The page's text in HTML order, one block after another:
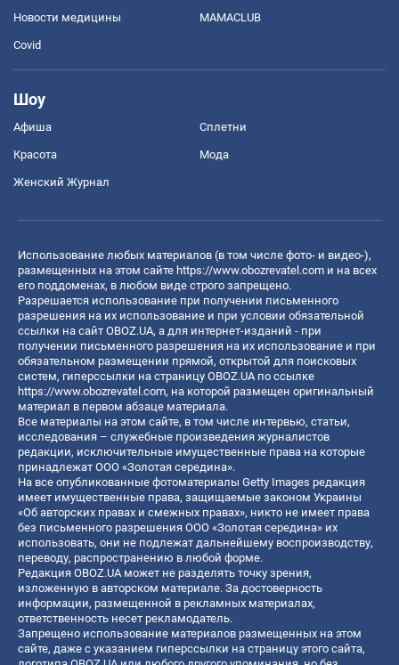
Новости медицины MAMACLUB
Covid
Шоу
Афиша Сплетни
Красота Мода
Женский Журнал
Использование любых материалов (в том числе фото- и видео-),
размещенных на этом сайте https://www.obozrevatel.com и на всех
его поддоменах, в любом виде строго запрещено.
Разрешается использование при получении письменного
разрешения на их использование и при условии обязательной
ссылки на сайт OBOZ.UA, а для интернет-изданий - при
получении письменного разрешения на их использование и при
обязательном размещении прямой, открытой для поисковых
систем, гиперссылки на страницу OBOZ.UA по ссылке
https://www.obozrevatel.com, на которой размещен оригинальный
материал в первом абзаце материала.
Все материалы на этом сайте, в том числе интервью, статьи,
исследования – служебные произведения журналистов
редакции, исключительные имущественные права на которые
принадлежат ООО «Золотая середина».
На все опубликованные фотоматериалы Getty Images редакция
имеет имущественные права, защищаемые законом Украины
«Об авторских правах и смежных правах», никто не имеет права
без письменного разрешения ООО «Золотая середина» их
использовать, они не подлежат дальнейшему воспроизводству,
переводу, распространению в любой форме.
Редакция OBOZ.UA может не разделять точку зрения,
изложенную в авторском материале. За достоверность
информации, размещенной в рекламных материалах,
ответственность несет рекламодатель.
Запрещено использование материалов размещенных на этом
сайте, даже с указанием гиперссылки на страницу этого сайта,